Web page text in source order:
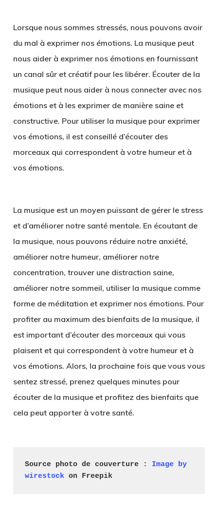
Lorsque nous sommes stressés, nous pouvons avoir
du mal à exprimer nos émotions. La musique peut
nous aider à exprimer nos émotions en fournissant
un canal sûr et créatif pour les libérer. Écouter de la
musique peut nous aider à nous connecter avec nos
émotions et à les exprimer de manière saine et
constructive. Pour utiliser la musique pour exprimer
vos émotions, il est conseillé d’écouter des
morceaux qui correspondent à votre humeur et à
vos émotions.
La musique est un moyen puissant de gérer le stress
et d’améliorer notre santé mentale. En écoutant de
la musique, nous pouvons réduire notre anxiété,
améliorer notre humeur, améliorer notre
concentration, trouver une distraction saine,
améliorer notre sommeil, utiliser la musique comme
forme de méditation et exprimer nos émotions. Pour
profiter au maximum des bienfaits de la musique, il
est important d’écouter des morceaux qui vous
plaisent et qui correspondent à votre humeur et à
vos émotions. Alors, la prochaine fois que vous vous
sentez stressé, prenez quelques minutes pour
écouter de la musique et profitez des bienfaits que
cela peut apporter à votre santé.
Source photo de couverture : Image by
wirestock on Freepik